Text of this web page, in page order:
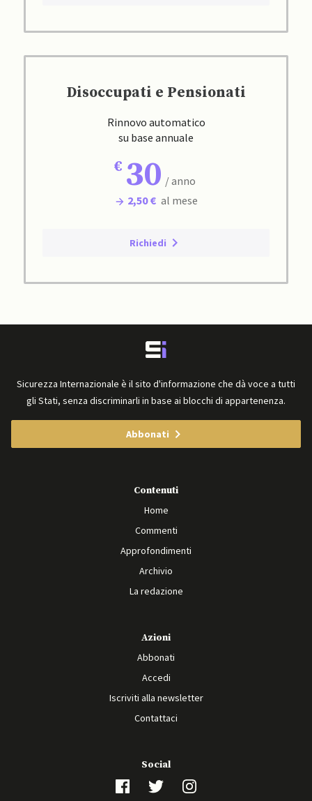
Disoccupati e Pensionati
Rinnovo automatico
su base annuale
30 / anno
2,50 € al mese
Richiedi
Sicurezza Internazionale è il sito d'informazione che dà voce a tutti
gli Stati, senza discriminarli in base ai blocchi di appartenenza.
Abbonati
Contenuti
Home
Commenti
Approfondimenti
Archivio
La redazione
Azioni
Abbonati
Accedi
Iscriviti alla newsletter
Contattaci
Social